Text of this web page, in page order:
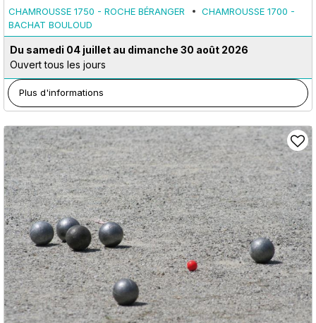
CHAMROUSSE 1750 - ROCHE BÉRANGER
CHAMROUSSE 1700 -
BACHAT BOULOUD
Du samedi 04 juillet au dimanche 30 août 2026
Ouvert tous les jours
Plus d'informations